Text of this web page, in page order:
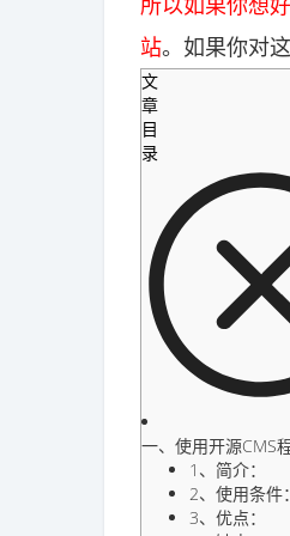
站。如果你对
文
章
目
录
一、使用开源CMS
1、简介：
2、使用条件：
3、优点：